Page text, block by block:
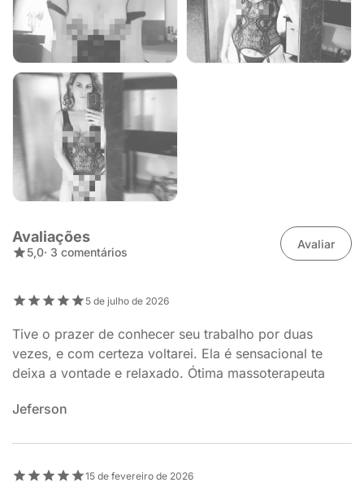
Avaliações
5,0· 3 comentários
Avaliar
5 de julho de 2026
Tive o prazer de conhecer seu trabalho por duas
vezes, e com certeza voltarei. Ela é sensacional te
deixa a vontade e relaxado. Ótima massoterapeuta
Jeferson
15 de fevereiro de 2026